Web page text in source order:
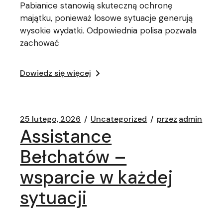
Pabianice stanowią skuteczną ochronę
majątku, ponieważ losowe sytuacje generują
wysokie wydatki. Odpowiednia polisa pozwala
zachować
Dowiedz się więcej
25 lutego, 2026 Uncategorized przez admin
Assistance
Bełchatów –
wsparcie w każdej
sytuacji